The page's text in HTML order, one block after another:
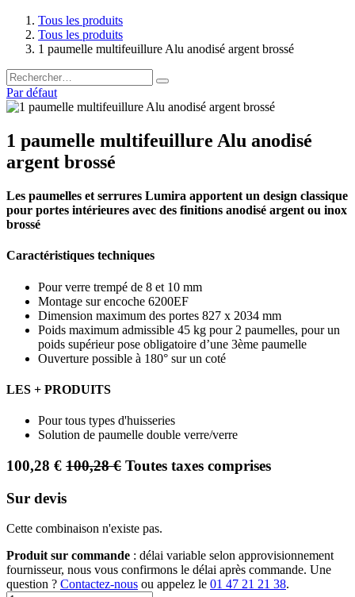
Tous les produits
Tous les produits
1 paumelle multifeuillure Alu anodisé argent brossé
Par défaut
1 paumelle multifeuillure Alu anodisé
argent brossé
Les paumelles et serrures Lumira apportent un design classique
pour portes intérieures avec des finitions anodisé argent ou inox
brossé
Caractéristiques techniques
Pour verre trempé de 8 et 10 mm
Montage sur encoche 6200EF
Dimension maximum des portes 827 x 2034 mm
Poids maximum admissible 45 kg pour 2 paumelles, pour un
poids supérieur pose obligatoire d’une 3ème paumelle
Ouverture possible à 180° sur un coté
LES + PRODUITS
Pour tous types d'huisseries
Solution de paumelle double verre/verre
100,28 € 100,28€ Toutes taxes comprises
Sur devis
Cette combinaison n'existe pas.
Produit sur commande : délai variable selon approvisionnement
fournisseur, nous vous confirmons le délai après commande. Une
question ? Contactez-nous ou appelez le 01 47 21 21 38.